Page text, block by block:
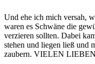
Und ehe ich mich versah,
waren es Schwäne die
verzieren sollten. Dabei
stehen und liegen ließ und
zaubern. VIELEN